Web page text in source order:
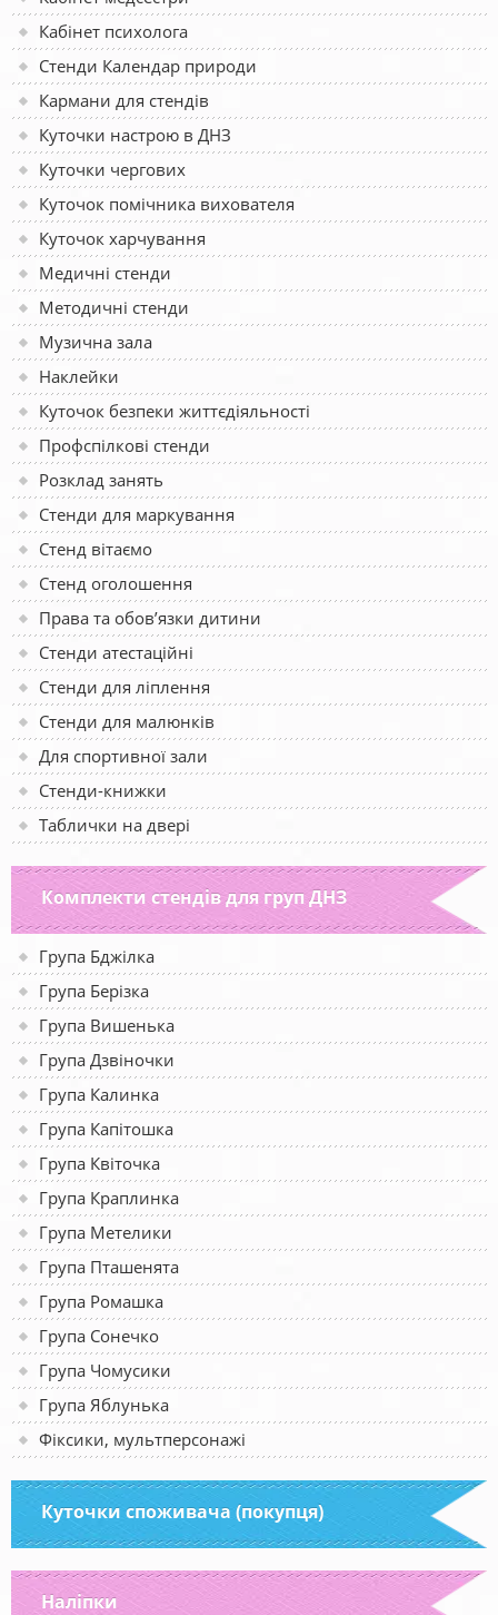
Кабінет психолога
Стенди Календар природи
Кармани для стендів
Куточки настрою в ДНЗ
Куточки чергових
Куточок помічника вихователя
Куточок харчування
Медичні стенди
Методичні стенди
Музична зала
Наклейки
Куточок безпеки життєдіяльності
Профспілкові стенди
Розклад занять
Стенди для маркування
Стенд вітаємо
Стенд оголошення
Права та обов’язки дитини
Стенди атестаційні
Стенди для ліплення
Стенди для малюнків
Для спортивної зали
Стенди-книжки
Таблички на двері
Комплекти стендів для груп ДНЗ
Група Бджілка
Група Берізка
Група Вишенька
Група Дзвіночки
Група Калинка
Група Капітошка
Група Квіточка
Група Краплинка
Група Метелики
Група Пташенята
Група Ромашка
Група Сонечко
Група Чомусики
Група Яблунька
Фіксики, мультперсонажі
Куточки споживача (покупця)
Наліпки